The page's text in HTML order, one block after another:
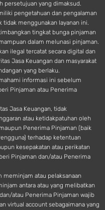
persetujuan yang dimaksud.
pengetahuan dan pengalaman
menggunakan layanan ini.
tingkat bunga pinjaman
dalam melunasi pinjaman.
ilegal tercatat secara digital dan
Jasa Keuangan dan masyarakat
yang berlaku.
informasi ini sebelum
Pinjaman atau Penerima
Jasa Keuangan, tidak
atau ketidakpatuhan oleh
Penerima Pinjaman (baik
terhadap ketentuan
kesepakatan atau perikatan
Pinjaman dan/atau Penerima
meminjam atau pelaksanaan
antara atau yang melibatkan
atau Penerima Pinjaman wajib
virtual account sebagaimana yang